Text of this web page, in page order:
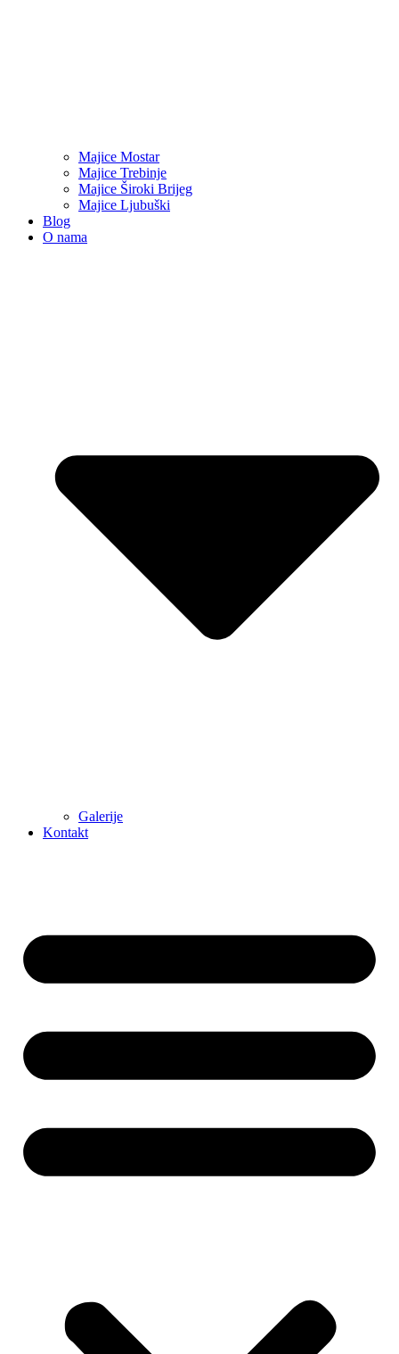
Majice Mostar
Majice Trebinje
Majice Široki Brijeg
Majice Ljubuški
Blog
O nama
Galerije
Kontakt